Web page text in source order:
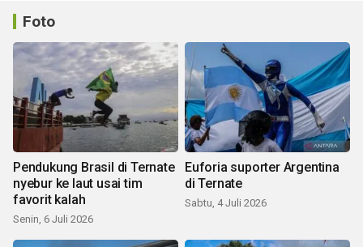
Foto
Pendukung Brasil di Ternate
nyebur ke laut usai tim
favorit kalah
Senin, 6 Juli 2026
Euforia suporter Argentina
di Ternate
Sabtu, 4 Juli 2026